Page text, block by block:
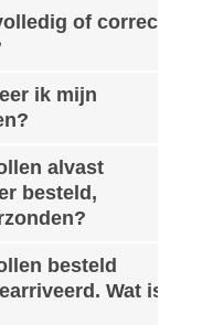
of correct
ik mijn
alvast
besteld,
besteld
Wat is